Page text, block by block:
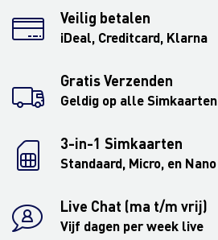
Veilig betalen
iDeal, Creditcard, Klarna
Gratis Verzenden
Geldig op alle Simkaarten
3-in-1 Simkaarten
Standaard, Micro, en Nano
Live Chat (ma t/m vrij)
Vijf dagen per week live